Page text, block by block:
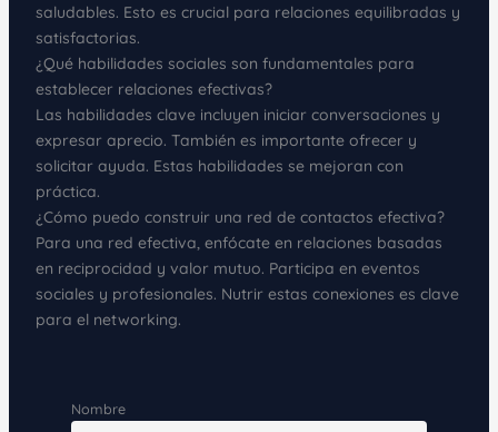
saludables. Esto es crucial para relaciones equilibradas y
satisfactorias.
¿Qué habilidades sociales son fundamentales para
establecer relaciones efectivas?
Las habilidades clave incluyen iniciar conversaciones y
expresar aprecio. También es importante ofrecer y
solicitar ayuda. Estas habilidades se mejoran con
práctica.
¿Cómo puedo construir una red de contactos efectiva?
Para una red efectiva, enfócate en relaciones basadas
en reciprocidad y valor mutuo. Participa en eventos
sociales y profesionales. Nutrir estas conexiones es clave
para el networking.
Nombre